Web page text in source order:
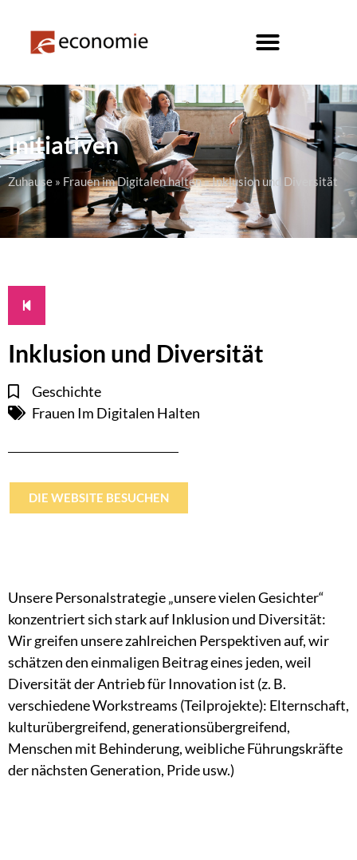
Initiativen
Zuhause » Frauen im Digitalen halten»Inklusion und Diversität
Inklusion und Diversität
Geschichte
Frauen Im Digitalen Halten
DIE WEBSITE BESUCHEN
Unsere Personalstrategie „unsere vielen Gesichter“
konzentriert sich stark auf Inklusion und Diversität:
Wir greifen unsere zahlreichen Perspektiven auf, wir
schätzen den einmaligen Beitrag eines jeden, weil
Diversität der Antrieb für Innovation ist (z. B.
verschiedene Workstreams (Teilprojekte): Elternschaft,
kulturübergreifend, generationsübergreifend,
Menschen mit Behinderung, weibliche Führungskräfte
der nächsten Generation, Pride usw.)